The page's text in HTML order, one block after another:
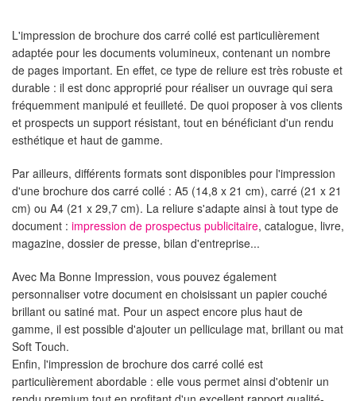
L'impression de brochure dos carré collé est particulièrement
adaptée pour les documents volumineux, contenant un nombre
de pages important. En effet, ce type de reliure est très robuste et
durable : il est donc approprié pour réaliser un ouvrage qui sera
fréquemment manipulé et feuilleté. De quoi proposer à vos clients
et prospects un support résistant, tout en bénéficiant d'un rendu
esthétique et haut de gamme.
Par ailleurs, différents formats sont disponibles pour l'impression
d'une brochure dos carré collé : A5 (14,8 x 21 cm), carré (21 x 21
cm) ou A4 (21 x 29,7 cm). La reliure s'adapte ainsi à tout type de
document : impression de prospectus publicitaire, catalogue, livre,
magazine, dossier de presse, bilan d'entreprise...
Avec Ma Bonne Impression, vous pouvez également
personnaliser votre document en choisissant un papier couché
brillant ou satiné mat. Pour un aspect encore plus haut de
gamme, il est possible d'ajouter un pelliculage mat, brillant ou mat
Soft Touch.
Enfin, l'impression de brochure dos carré collé est
particulièrement abordable : elle vous permet ainsi d'obtenir un